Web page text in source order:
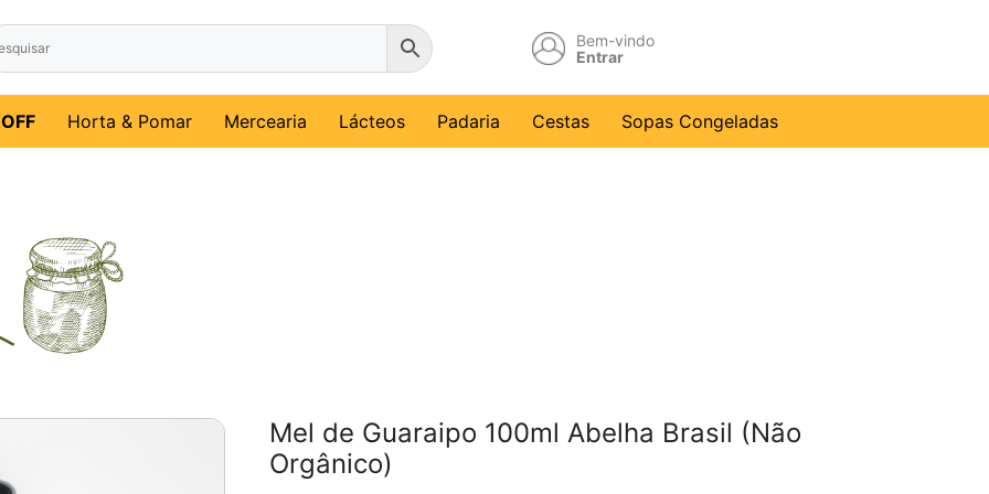
Bem-vindo
Entrar
Horta & Pomar Mercearia Lácteos Padaria Cestas Sopas Congeladas
Mel de Guaraipo 100ml Abelha Brasil (Não
Orgânico)